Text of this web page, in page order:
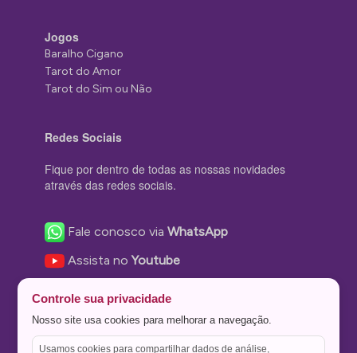
Jogos
Baralho Cigano
Tarot do Amor
Tarot do Sim ou Não
Redes Sociais
Fique por dentro de todas as nossas novidades
através das redes sociais.
Fale conosco viaWhatsApp
Assista noYoutube
Nos siga no Instagram
Nos siga noTwitter
Controle sua privacidade
Nosso site usa cookies para melhorar a navegação.
Usamos cookies para compartilhar dados de análise,